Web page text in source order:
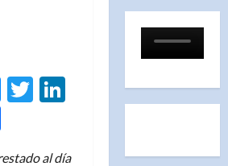
Messenger
TwitterLinkedIn
al día